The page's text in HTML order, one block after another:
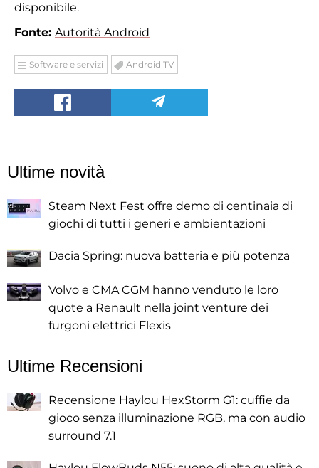
disponibile.
Fonte: Autorità Android
Software e servizi Android TV
Ultime novità
Steam Next Fest offre demo di centinaia di
giochi di tutti i generi e ambientazioni
Dacia Spring: nuova batteria e più potenza
Volvo e CMA CGM hanno venduto le loro
quote a Renault nella joint venture dei
furgoni elettrici Flexis
Ultime Recensioni
Recensione Haylou HexStorm G1: cuffie da
gioco senza illuminazione RGB, ma con audio
surround 7.1